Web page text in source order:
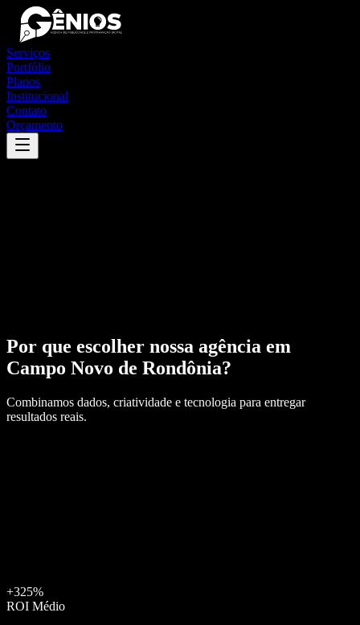
Serviços
Portfólio
Planos
Institucional
Contato
Orçamento
Por que escolher nossa agência em
Campo Novo de Rondônia?
Combinamos dados, criatividade e tecnologia para entregar
resultados reais.
+325%
ROI Médio